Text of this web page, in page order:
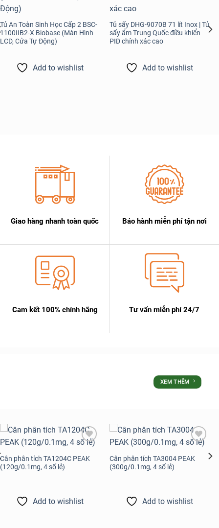
Tủ An Toàn Sinh Học Cấp 2 BSC-
1100IIB2-X Biobase (Màn Hình
LCD, Cửa Tự Động)
Add to wishlist
Tủ sấy DHG-9070B 71 lít Inox | Tủ
sấy ẩm Trung Quốc điều khiển
PID chính xác cao
Add to wishlist
Giao hàng nhanh toàn quốc Bảo hành miễn phí tận nơi
Cam kết 100% chính hãng Tư vấn miễn phí 24/7
XEM THÊM
Add to
wishlist
Cân phân tích TA1204C PEAK
(120g/0.1mg, 4 số lẻ)
Add to wishlist
Add to
wishlist
Cân phân tích TA3004 PEAK
(300g/0.1mg, 4 số lẻ)
Add to wishlist